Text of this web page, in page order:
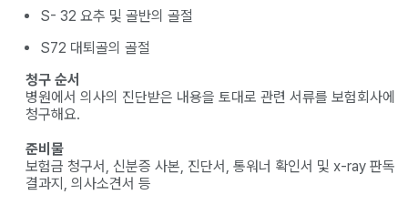
S- 32 요추 및 골반의 골절
S72 대퇴골의 골절
청구 순서
병원에서 의사의 진단받은 내용을 토대로 관련 서류를 보험회사에
청구해요.
준비물
보험금 청구서, 신분증 사본, 진단서, 통워너 확인서 및 x-ray 판독
결과지, 의사소견서 등